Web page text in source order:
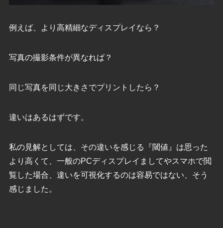
例えば、より高精細なディスプレイなら？
写真の撮影条件が異なれば？
同じ写真を同じ大きさでプリントしたら？
違いはあるはずです。
私の見解としては、その違いを感じる『閾値』は思った
より高くて、一般のPCディスプレイましてやスマホで閲
覧した場合、違いを可視化するのは容易ではない、そう
感じました。